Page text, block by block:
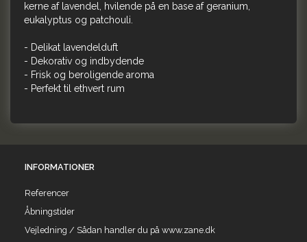
kerne af lavendel, hvilende på en base af geranium,
eukalyptus og patchouli.
- Delikat lavendelduft
- Dekorativ og indbydende
- Frisk og beroligende aroma
- Perfekt til ethvert rum
INFORMATIONER
Referencer
Åbningstider
Vejledning / Sådan handler du på www.zane.dk